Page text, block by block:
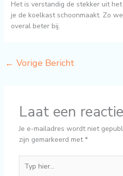
Het is verstandig de stekker uit
je de koelkast schoonmaakt. Zo
overal beter bij.
← Vorige Bericht
Laat een
Je e-mailadres wordt niet
zijn gemarkeerd met*
hier...